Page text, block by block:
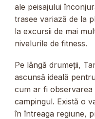
ale peisajului
trasee variază de la
la excursii de mai
nivelurile de fitness.
Pe lângă drumeții,
ascunsă ideală
cum ar fi observarea
campingul. Există o
în întreaga regiune,